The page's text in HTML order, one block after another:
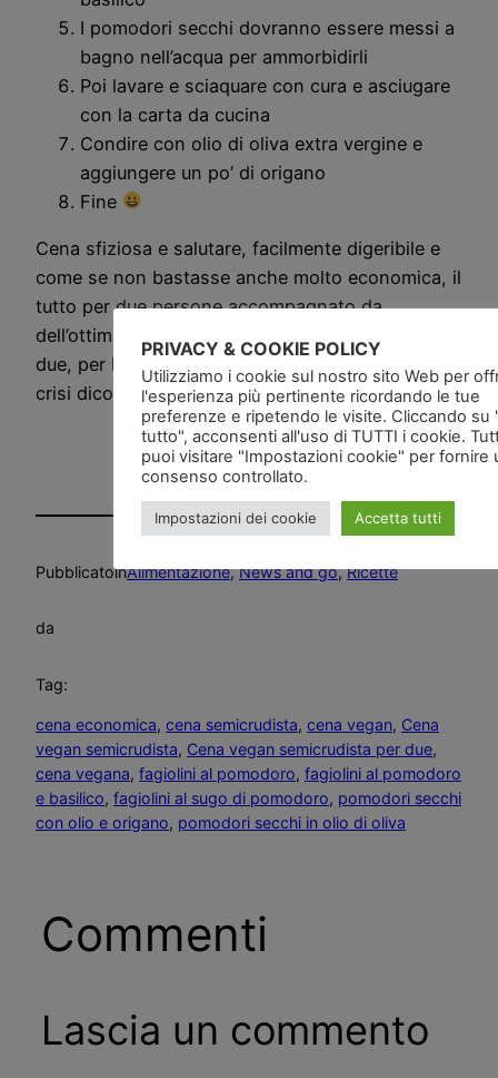
I pomodori secchi dovranno essere messi a
bagno nell’acqua per ammorbidirli
Poi lavare e sciaquare con cura e asciugare
con la carta da cucina
Condire con olio di oliva extra vergine e
aggiungere un po’ di origano
Fine
Cena sfiziosa e salutare, facilmente digeribile e
come se non bastasse anche molto economica, il
tutto per due persone accompagnato da
dell’ottima acqua di rubinetto con un limone in
due, per la statosferica cifra di 4/5 Euro … ce la
crisi dicono …
PubblicatoinAlimentazione, News and go, Ricette
da
Tag:
cena economica, cena semicrudista, cena vegan, Cena
vegan semicrudista, Cena vegan semicrudista per due
cena vegana, fagiolini al pomodoro, fagiolini al pomodoro
e basilico, fagiolini al sugo di pomodoro, pomodori secchi
con olio e origano, pomodori secchi in olio di oliva
Commenti
Lascia un commento
PRIVACY & COOKIE POLICY
Utilizziamo i cookie sul nostro sito Web per
l'esperienza più pertinente ricordando le tue
preferenze e ripetendo le visite. Cliccando su
tutto", acconsenti all'uso di TUTTI i cookie.
puoi visitare "Impostazioni cookie" per fornire
consenso controllato.
Impostazioni dei cookie Accetta tutti